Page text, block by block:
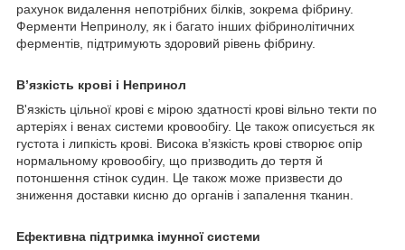
рахунок видалення непотрібних білків, зокрема фібрину.
Ферменти Непринолу, як і багато інших фібринолітичних
ферментів, підтримують здоровий рівень фібрину.
В’язкість крові і Непринол
В'язкість цільної крові є мірою здатності крові вільно текти по
артеріях і венах системи кровообігу. Це також описується як
густота і липкість крові. Висока в’язкість крові створює опір
нормальному кровообігу, що призводить до тертя й
потоншення стінок судин. Це також може призвести до
зниження доставки кисню до органів і запалення тканин.
Ефективна підтримка імунної системи